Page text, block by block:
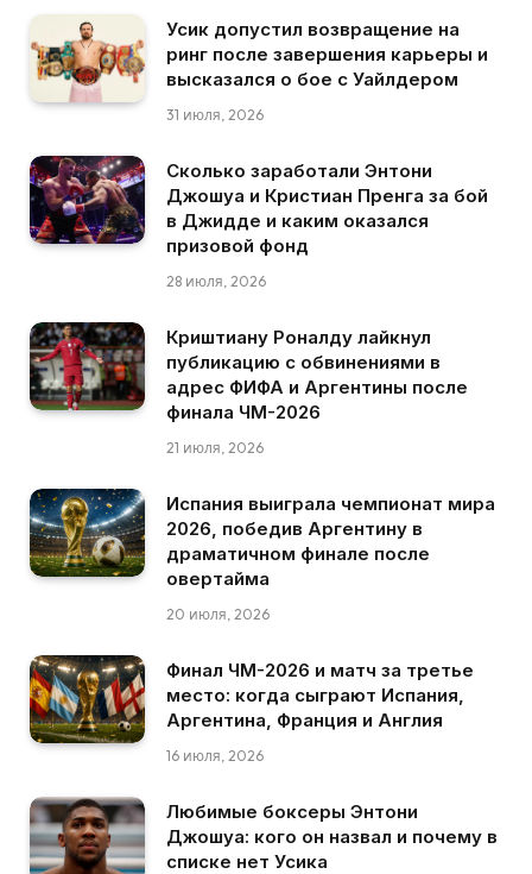
Усик допустил возвращение на
ринг после завершения карьеры и
высказался о бое с Уайлдером
31 июля, 2026
Сколько заработали Энтони
Джошуа и Кристиан Пренга за бой
в Джидде и каким оказался
призовой фонд
28 июля, 2026
Криштиану Роналду лайкнул
публикацию с обвинениями в
адрес ФИФА и Аргентины после
финала ЧМ-2026
21 июля, 2026
Испания выиграла чемпионат мира
2026, победив Аргентину в
драматичном финале после
овертайма
20 июля, 2026
Финал ЧМ-2026 и матч за третье
место: когда сыграют Испания,
Аргентина, Франция и Англия
16 июля, 2026
Любимые боксеры Энтони
Джошуа: кого он назвал и почему в
списке нет Усика